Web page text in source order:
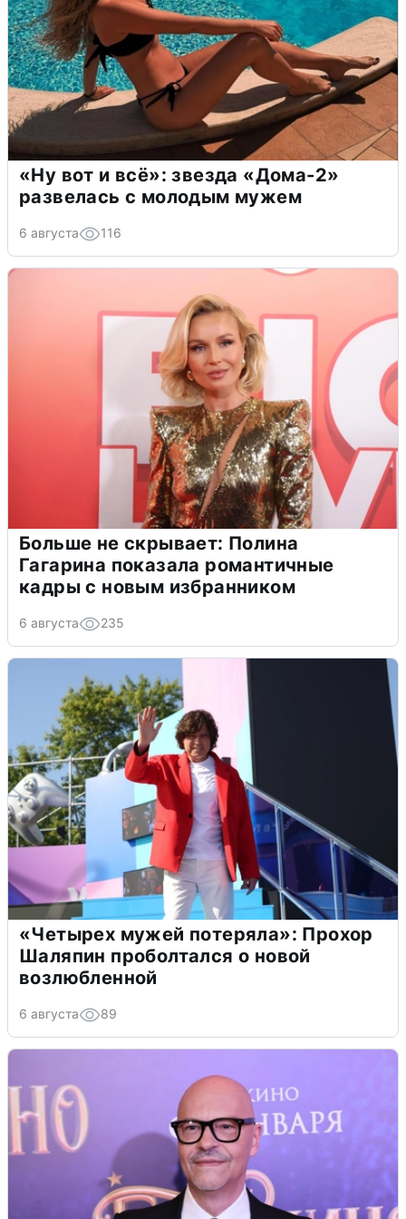
«Ну вот и всё»: звезда «Дома-2»
развелась с молодым мужем
6 августа 116
Больше не скрывает: Полина
Гагарина показала романтичные
кадры с новым избранником
6 августа 235
«Четырех мужей потеряла»: Прохор
Шаляпин проболтался о новой
возлюбленной
6 августа 89